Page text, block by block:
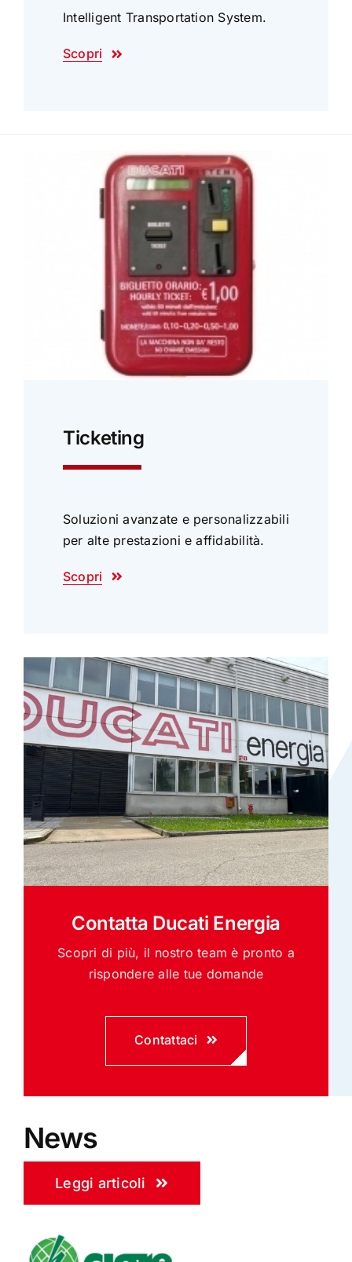
Intelligent Transportation System.
Scopri
Ticketing
Soluzioni avanzate e personalizzabili
per alte prestazioni e affidabilità.
Scopri
Contatta Ducati Energia
Scopri di più, il nostro team è pronto a
rispondere alle tue domande
Contattaci
News
Leggi articoli